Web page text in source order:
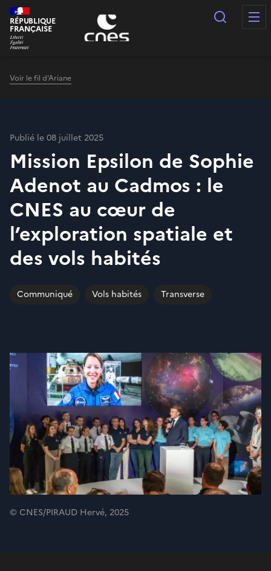
Panneau de gestion des cookies
RÉPUBLIQUE
FRANÇAISE
Voir le fil d'Ariane
Publié le 08 juillet 2025
Mission Epsilon de Sophie
Adenot au Cadmos : le
CNES au cœur de
l’exploration spatiale et
des vols habités
Communiqué Vols habités Transverse
© CNES/PIRAUD Hervé, 2025